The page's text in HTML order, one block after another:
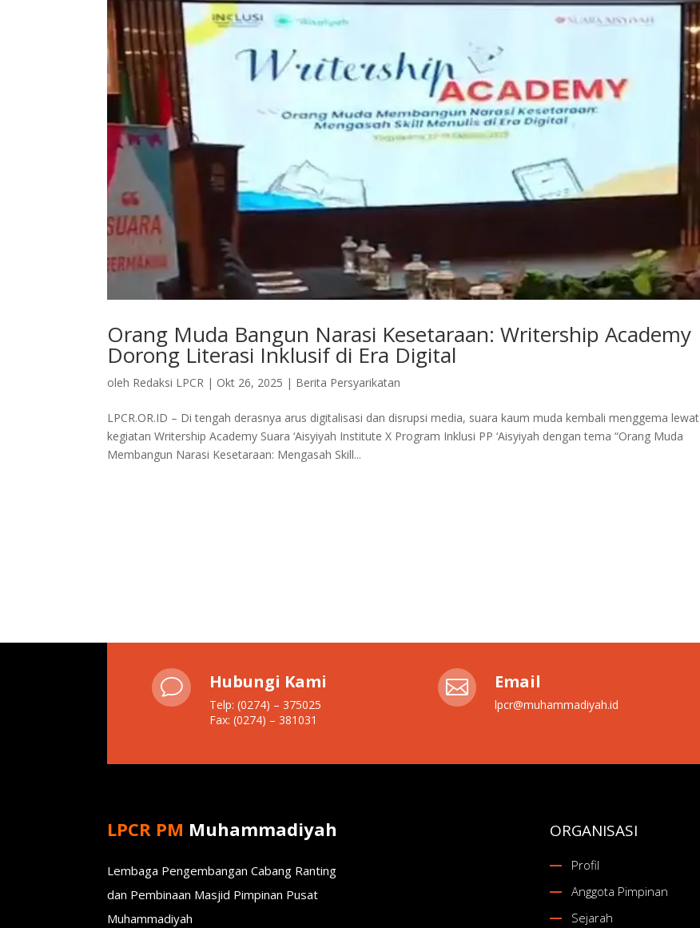
Orang Muda Bangun Narasi Kesetaraan: Writership Academy
Dorong Literasi Inklusif di Era Digital
oleh Redaksi LPCR | Okt 26, 2025 | Berita Persyarikatan
LPCR.OR.ID – Di tengah derasnya arus digitalisasi dan disrupsi media, suara kaum muda kembali menggema lewat
kegiatan Writership Academy Suara ‘Aisyiyah Institute X Program Inklusi PP ‘Aisyiyah dengan tema “Orang Muda
Membangun Narasi Kesetaraan: Mengasah Skill...
v Hubungi Kami
Telp: (0274) – 375025
Fax: (0274) – 381031
 Email
lpcr@muhammadiyah.id
LPCR PM Muhammadiyah
Lembaga Pengembangan Cabang Ranting
dan Pembinaan Masjid Pimpinan Pusat
Muhammadiyah
ORGANISASI
Profil
Anggota Pimpinan
Sejarah